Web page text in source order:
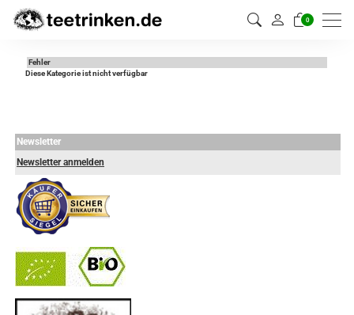
0
Fehler
Diese Kategorie ist nicht verfügbar
Newsletter
Newsletter anmelden